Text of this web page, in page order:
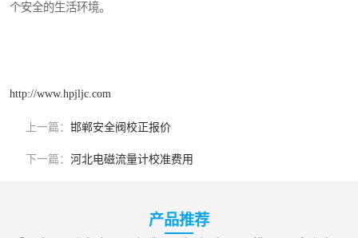
个安全的生活环境。
http://www.hpjljc.com
上一篇： 邯郸安全阀校正报价
下一篇： 河北电磁流量计校准费用
产品推荐